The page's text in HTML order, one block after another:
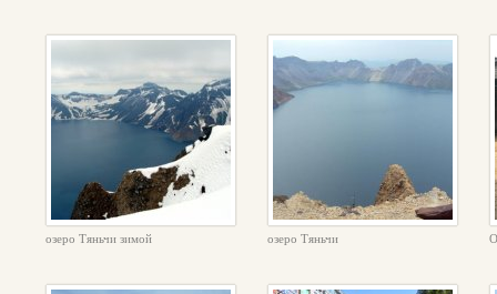
озеро Тяньчи зимой озеро Тяньчи